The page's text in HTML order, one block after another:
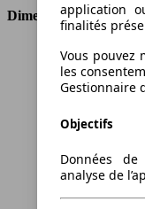
Dimensions
Poids
Charge
Portes
application
finalités
Vous pouvez
les
Gestionnaire
Objectifs
Données
analyse de